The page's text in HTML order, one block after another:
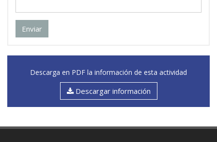
Enviar
Descarga en PDF la información de esta actividad
Descargar información